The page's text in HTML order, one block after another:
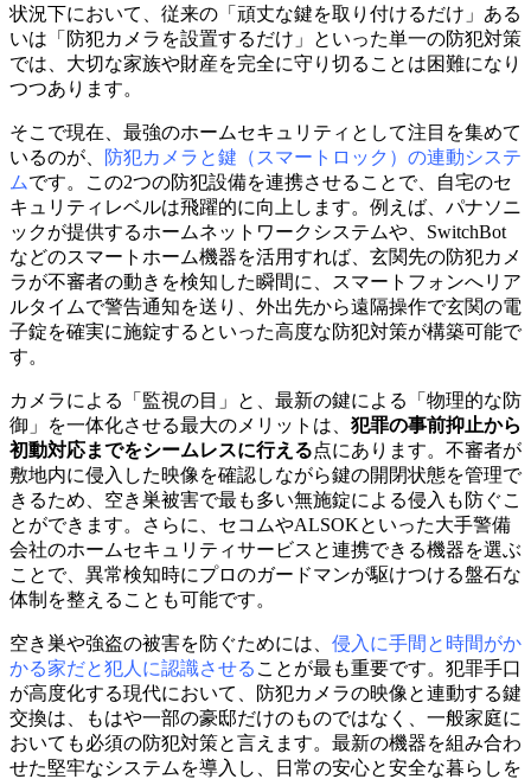
状況下において、従来の「頑丈な鍵を取り付けるだけ」ある
いは「防犯カメラを設置するだけ」といった単一の防犯対策
では、大切な家族や財産を完全に守り切ることは困難になり
つつあります。
そこで現在、最強のホームセキュリティとして注目を集めて
いるのが、
防犯カメラと鍵（スマートロック）の連動システ
ムです。この2つの防犯設備を連携させることで、自宅のセ
キュリティレベルは飛躍的に向上します。例えば、パナソニ
ックが提供するホームネットワークシステムや、SwitchBot
などのスマートホーム機器を活用すれば、玄関先の防犯カメ
ラが不審者の動きを検知した瞬間に、スマートフォンへリア
ルタイムで警告通知を送り、外出先から遠隔操作で玄関の電
子錠を確実に施錠するといった高度な防犯対策が構築可能で
す。
カメラによる「監視の目」と、最新の鍵による「物理的な防
御」を一体化させる最大のメリットは、 犯罪の事前抑止から
初動対応までをシームレスに行える点にあります。不審者が
敷地内に侵入した映像を確認しながら鍵の開閉状態を管理で
きるため、空き巣被害で最も多い無施錠による侵入も防ぐこ
とができます。さらに、セコムやALSOKといった大手警備
会社のホームセキュリティサービスと連携できる機器を選ぶ
ことで、異常検知時にプロのガードマンが駆けつける盤石な
体制を整えることも可能です。
空き巣や強盗の被害を防ぐためには、 侵入に手間と時間がか
かる家だと犯人に認識させる ことが最も重要です。犯罪手口
が高度化する現代において、防犯カメラの映像と連動する鍵
交換は、もはや一部の豪邸だけのものではなく、一般家庭に
おいても必須の防犯対策と言えます。最新の機器を組み合わ
せた堅牢なシステムを導入し、日常の安心と安全な暮らしを